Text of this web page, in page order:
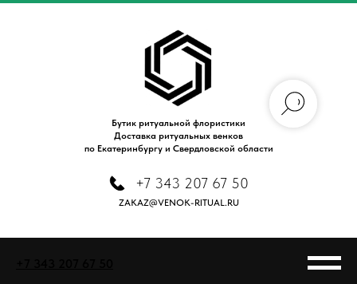
Бутик ритуальной флористики
Доставка ритуальных венков
по Екатеринбургу и Свердловской области
+7 343 207 67 50
ZAKAZ@VENOK-RITUAL.RU